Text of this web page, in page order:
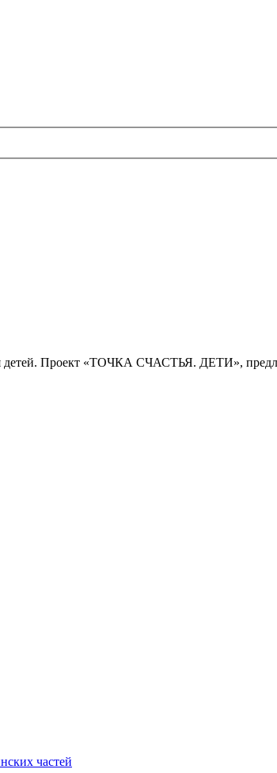
детей. Проект «ТОЧКА СЧАСТЬЯ. ДЕТИ»,
частей